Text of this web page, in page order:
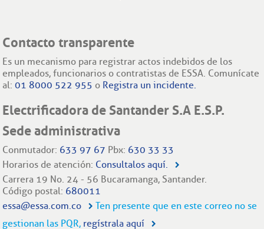
Contacto transparente
Es un mecanismo para registrar actos indebidos de los
empleados, funcionarios o contratistas de ESSA. Comunícate
al:01 8000 522 955 o Registra un incidente.
Electrificadora de Santander S.A E.S.P.
Sede administrativa
Conmutador: 633 97 67 Pbx: 630 33 33
Horarios de atención: Consultalos aquí.
Carrera 19 No. 24 - 56 Bucaramanga, Santander.
Código postal: 680011
essa@essa.com.co
Ten presente que en este correo no se
gestionan las PQR, regístrala aquí